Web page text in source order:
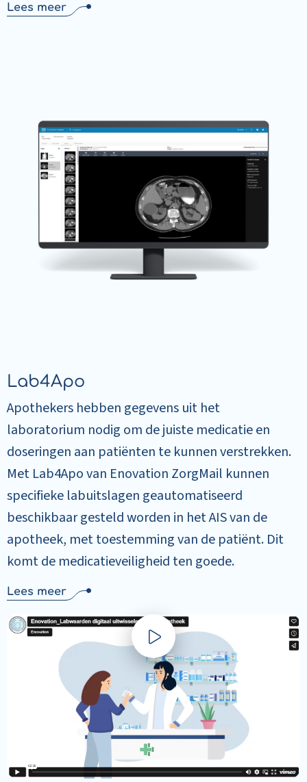
Lees meer
Lab4Apo
Apothekers hebben gegevens uit het
laboratorium nodig om de juiste medicatie en
doseringen aan patiënten te kunnen verstrekken.
Met Lab4Apo van Enovation ZorgMail kunnen
specifieke labuitslagen geautomatiseerd
beschikbaar gesteld worden in het AIS van de
apotheek, met toestemming van de patiënt. Dit
komt de medicatieveiligheid ten goede.
Lees meer
Play
video